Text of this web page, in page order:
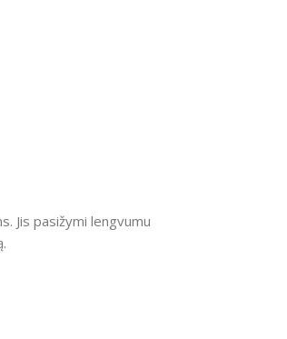
Jis pasižymi lengvumu